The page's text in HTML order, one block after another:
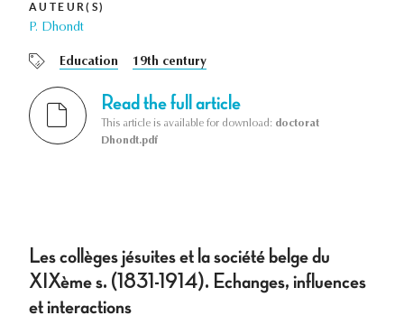
AUTEUR(S)
P. Dhondt
Education 19th century
Read the full article
This article is available for download: doctorat
Dhondt.pdf
Les collèges jésuites et la société belge du
XIXème s. (1831-1914). Echanges, influences
et interactions